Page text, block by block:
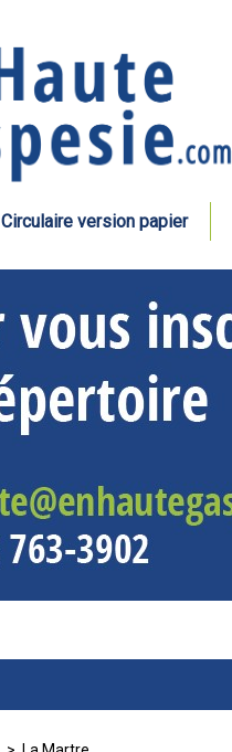
Circulaire version papier